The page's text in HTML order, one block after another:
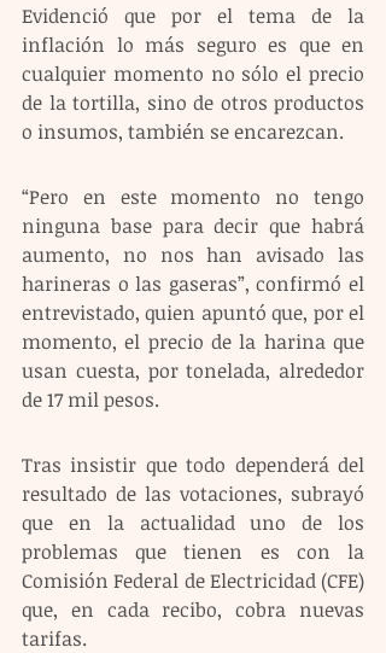
Evidenció que por el tema de la
inflación lo más seguro es que en
cualquier momento no sólo el precio
de la tortilla, sino de otros productos
o insumos, también se encarezcan.
“Pero en este momento no tengo
ninguna base para decir que habrá
aumento, no nos han avisado las
harineras o las gaseras”, confirmó el
entrevistado, quien apuntó que, por el
momento, el precio de la harina que
usan cuesta, por tonelada, alrededor
de 17 mil pesos.
Tras insistir que todo dependerá del
resultado de las votaciones, subrayó
que en la actualidad uno de los
problemas que tienen es con la
Comisión Federal de Electricidad (CFE)
que, en cada recibo, cobra nuevas
tarifas.